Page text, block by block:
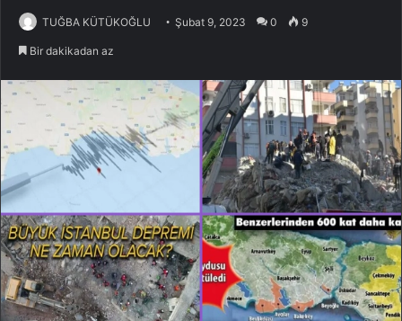
TUĞBA KÜTÜKOĞLU Şubat 9, 2023 0 9
Bir dakikadan az